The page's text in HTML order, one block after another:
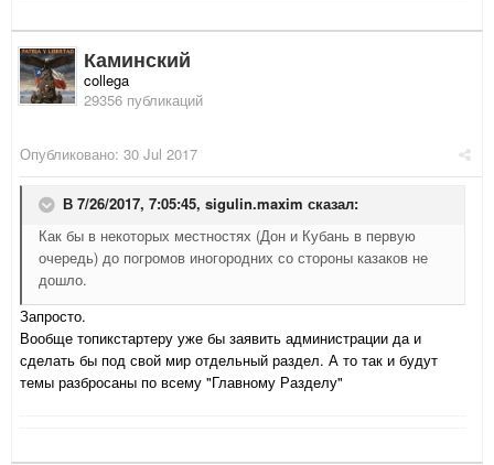
Каминский
collega
29356 публикаций
Опубликовано: 30 Jul 2017
В 7/26/2017, 7:05:45, sigulin.maxim сказал:
Как бы в некоторых местностях (Дон и Кубань в первую
очередь) до погромов иногородних со стороны казаков не
дошло.
Запросто.
Вообще топикстартеру уже бы заявить администрации да и
сделать бы под свой мир отдельный раздел. А то так и будут
темы разбросаны по всему "Главному Разделу"